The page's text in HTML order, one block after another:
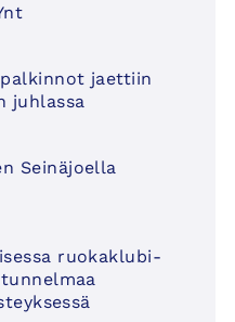
jaettiin
juhlassa
Seinäjoella
ruokaklubi-